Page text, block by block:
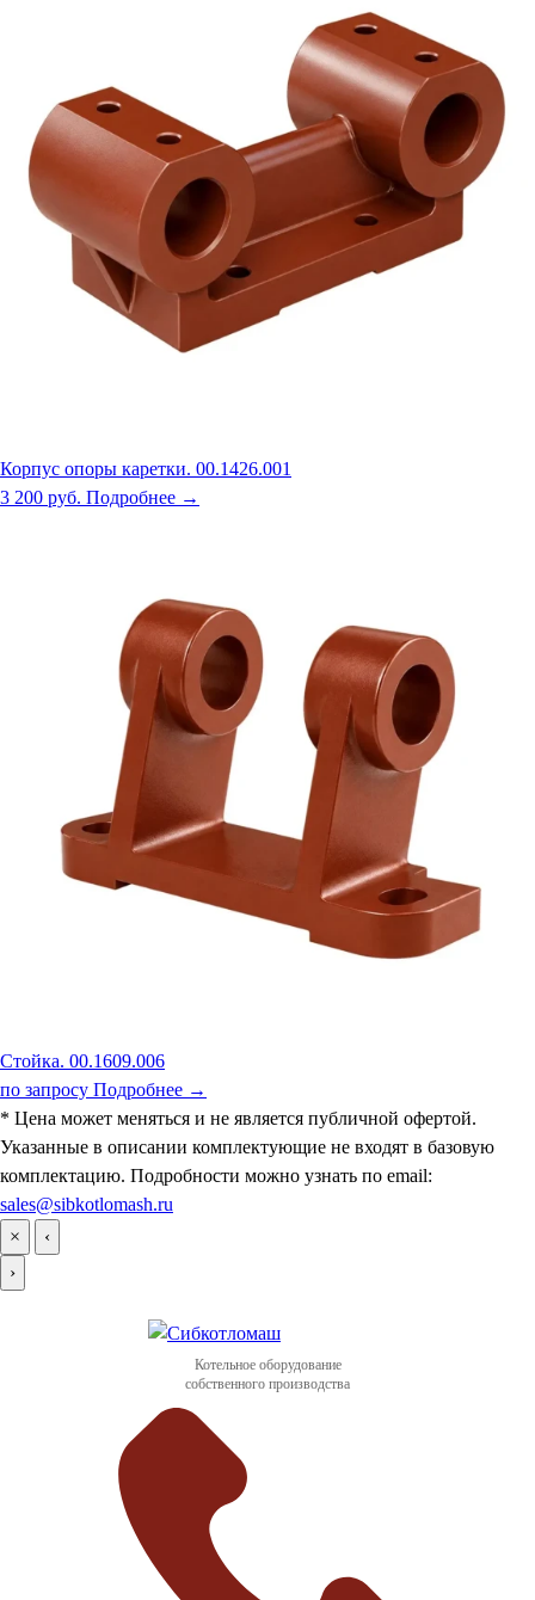
Корпус опоры каретки. 00.1426.001
3 200 руб. Подробнее →
Стойка. 00.1609.006
по запросу Подробнее →
* Цена может меняться и не является публичной офертой.
Указанные в описании комплектующие не входят в базовую
комплектацию. Подробности можно узнать по email:
sales@sibkotlomash.ru
×
‹
›
Котельное оборудование
собственного производства